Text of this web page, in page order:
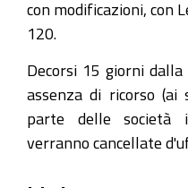
con modificazioni, con
120.
Decorsi 15 giorni
assenza di ricorso (ai
parte delle società
verranno cancellate